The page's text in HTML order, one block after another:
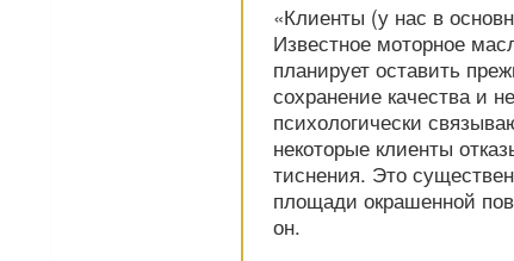
«Клиенты (у нас в
Известное моторное
планирует оставить
сохранение качества и
психологически
некоторые клиенты
тиснения. Это
площади окрашенной
он.